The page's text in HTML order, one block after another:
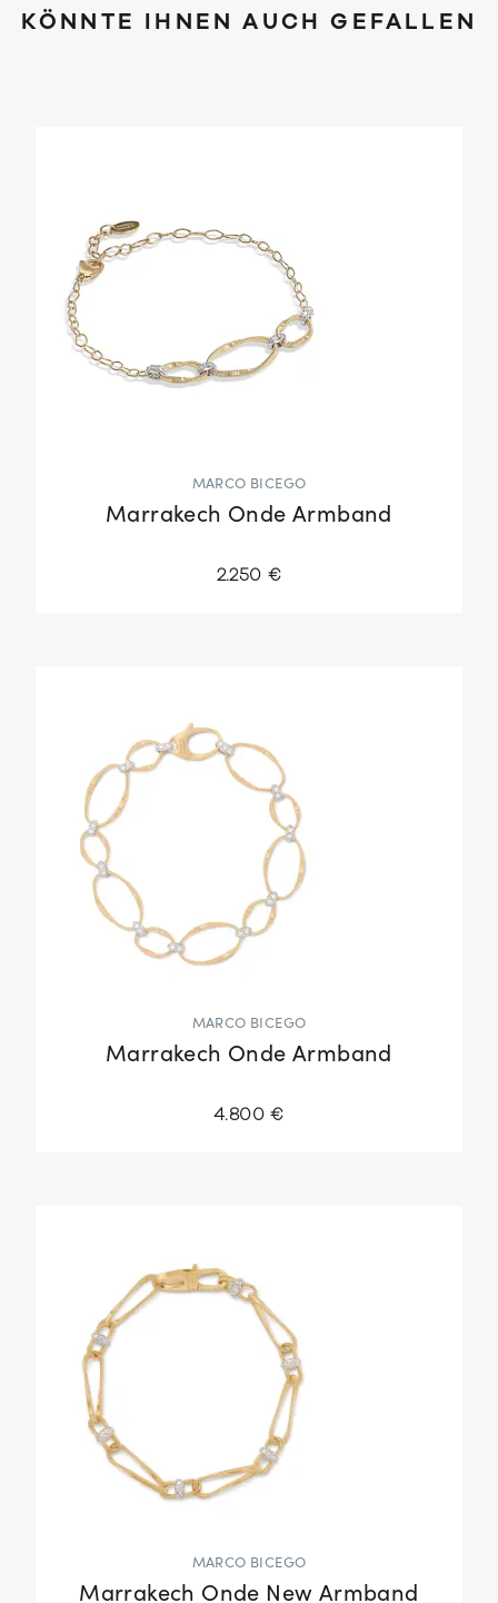
KÖNNTE IHNEN AUCH GEFALLEN
MARCO BICEGO
Marrakech Onde Armband
2.250 €
MARCO BICEGO
Marrakech Onde Armband
4.800 €
MARCO BICEGO
Marrakech Onde New Armband